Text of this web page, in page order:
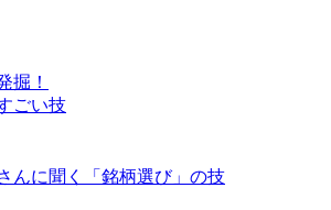
掘！
ごい技
んに聞く「銘柄選び」の技